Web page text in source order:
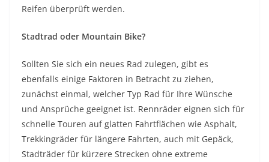
Reifen überprüft werden.
Stadtrad oder Mountain Bike?
Sollten Sie sich ein neues Rad zulegen, gibt es
ebenfalls einige Faktoren in Betracht zu ziehen,
zunächst einmal, welcher Typ Rad für Ihre Wünsche
und Ansprüche geeignet ist. Rennräder eignen sich für
schnelle Touren auf glatten Fahrtflächen wie Asphalt,
Trekkingräder für längere Fahrten, auch mit Gepäck,
Stadträder für kürzere Strecken ohne extreme